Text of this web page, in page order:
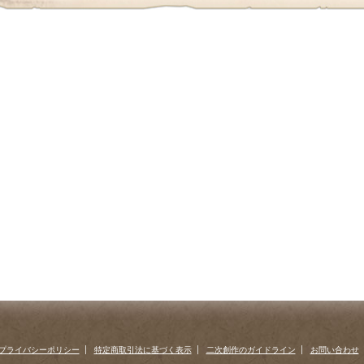
ライバシーポリシー 特定商取引法に基づく表示 二次創作のガイドライン お問い合わせ